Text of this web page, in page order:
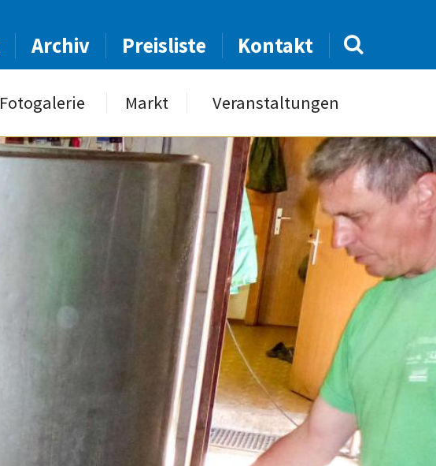
Archiv Preisliste Kontakt
Fotogalerie Markt Veranstaltungen